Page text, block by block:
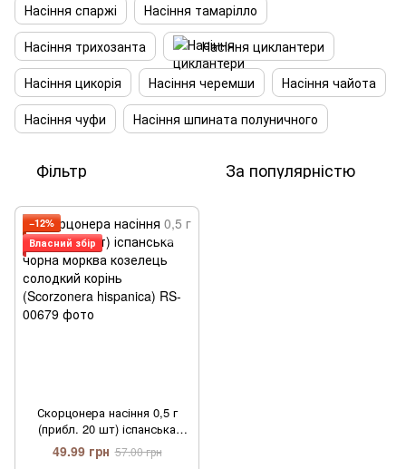
Насіння спаржі
Насіння тамарілло
Насіння трихозанта
Насіння циклантери
Насіння цикорія
Насіння черемши
Насіння чайота
Насіння чуфи
Насіння шпината полуничного
Фільтр За популярністю
−12%
Власний збір
Скорцонера насіння 0,5 г
(прибл. 20 шт) іспанська
чорна морква козелець
солодкий корінь (Scorzonera
49.99 грн 57.00 грн